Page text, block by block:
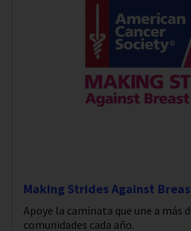
Making Strides Against
Apoye la caminata que une a más
comunidades cada año.